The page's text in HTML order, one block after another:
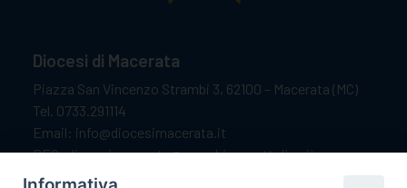
Diocesi di Macerata
Piazza San Vincenzo Strambi 3, 62100 – Macerata (MC)
Tel. 0733.291114
Email: info@diocesimacerata.it
PEC: diocesimacerata@pec.chiesacattolica.it
Comunicazioni urgenti WhatsApp: